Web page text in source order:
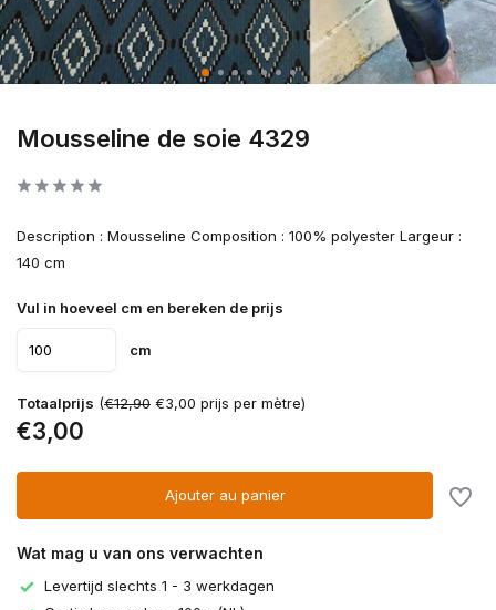
Mousseline de soie 4329
Description : Mousseline Composition : 100% polyester Largeur :
140 cm
Vul in hoeveel cm en bereken de prijs
cm
Totaalprijs (€12,90 €3,00 prijs per mètre)
€3,00
Ajouter au panier
Wat mag u van ons verwachten
Levertijd slechts 1 - 3 werkdagen